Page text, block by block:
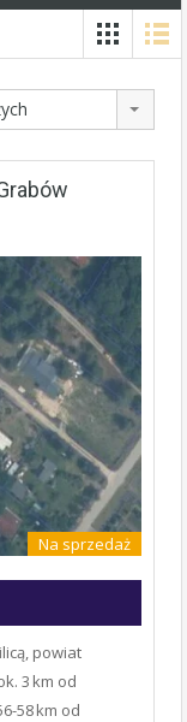
Na sprzedaż
powiat
3 km od
58 km od